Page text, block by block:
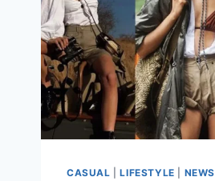
CASUAL |LIFESTYLE NEWS